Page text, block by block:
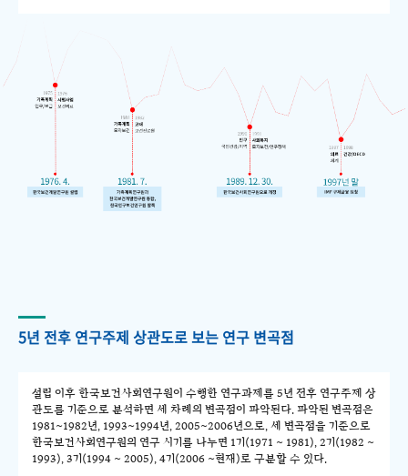
5년 전후 연구주제 상관도로 보는 연구 변곡점
설립 이후 한국보건사회연구원이 수행한 연구과제를 5년 전후 연구주제 상
관도를 기준으로 분석하면 세 차례의 변곡점이 파악된다. 파악된 변곡점은
1981~1982년, 1993~1994년, 2005~2006년으로, 세 변곡점을 기준으로
한국보건사회연구원의 연구 시기를 나누면 1기(1971 ~ 1981), 2기(1982 ~
1993), 3기(1994 ~ 2005), 4기(2006 ~현재)로 구분할 수 있다.